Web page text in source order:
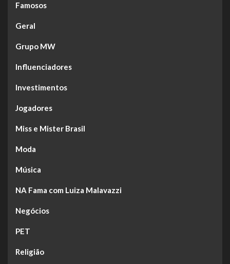
Famosos
Geral
Grupo MW
Influenciadores
Investimentos
Jogadores
Miss e Mister Brasil
Moda
Música
NA Fama com Luiza Malavazzi
Negócios
PET
Religião